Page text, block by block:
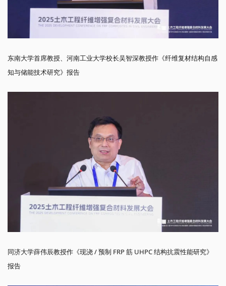
东南大学首席教授、河南工业大学校长吴智深教授作《纤维复材结构自感
知与储能技术研究》报告
同济大学薛伟辰教授作《现浇 / 预制 FRP 筋 UHPC 结构抗震性能研究》
报告